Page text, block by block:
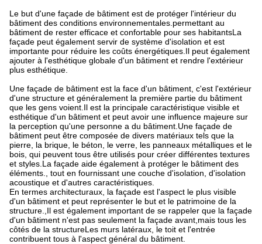
Le but d'une façade de bâtiment est de protéger l'intérieur du
bâtiment des conditions environnementales.permettant au
bâtiment de rester efficace et confortable pour ses habitantsLa
façade peut également servir de système d'isolation et est
importante pour réduire les coûts énergétiques.Il peut également
ajouter à l'esthétique globale d'un bâtiment et rendre l'extérieur
plus esthétique.
Une façade de bâtiment est la face d'un bâtiment, c'est l'extérieur
d'une structure et généralement la première partie du bâtiment
que les gens voient.Il est la principale caractéristique visible et
esthétique d'un bâtiment et peut avoir une influence majeure sur
la perception qu'une personne a du bâtiment.Une façade de
bâtiment peut être composée de divers matériaux tels que la
pierre, la brique, le béton, le verre, les panneaux métalliques et le
bois, qui peuvent tous être utilisés pour créer différentes textures
et styles.La façade aide également à protéger le bâtiment des
éléments., tout en fournissant une couche d'isolation, d'isolation
acoustique et d'autres caractéristiques.
En termes architecturaux, la façade est l'aspect le plus visible
d'un bâtiment et peut représenter le but et le patrimoine de la
structure.,Il est également important de se rappeler que la façade
d'un bâtiment n'est pas seulement la façade avant,mais tous les
côtés de la structureLes murs latéraux, le toit et l'entrée
contribuent tous à l'aspect général du bâtiment.